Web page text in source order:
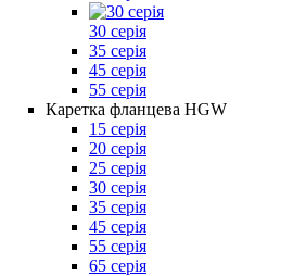
30 серія
35 серія
45 серія
55 серія
Каретка фланцева HGW
15 серія
20 серія
25 серія
30 серія
35 серія
45 серія
55 серія
65 серія